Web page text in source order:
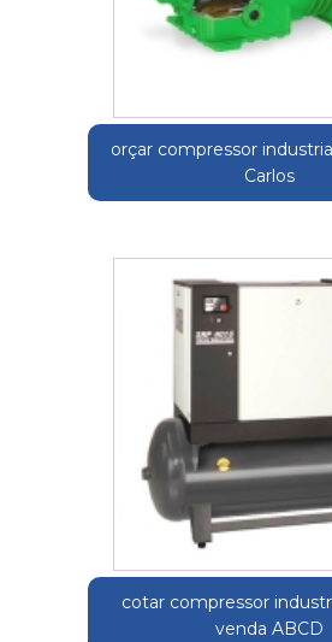
orçar compressor
Carlos
cotar compressor
venda ABCD